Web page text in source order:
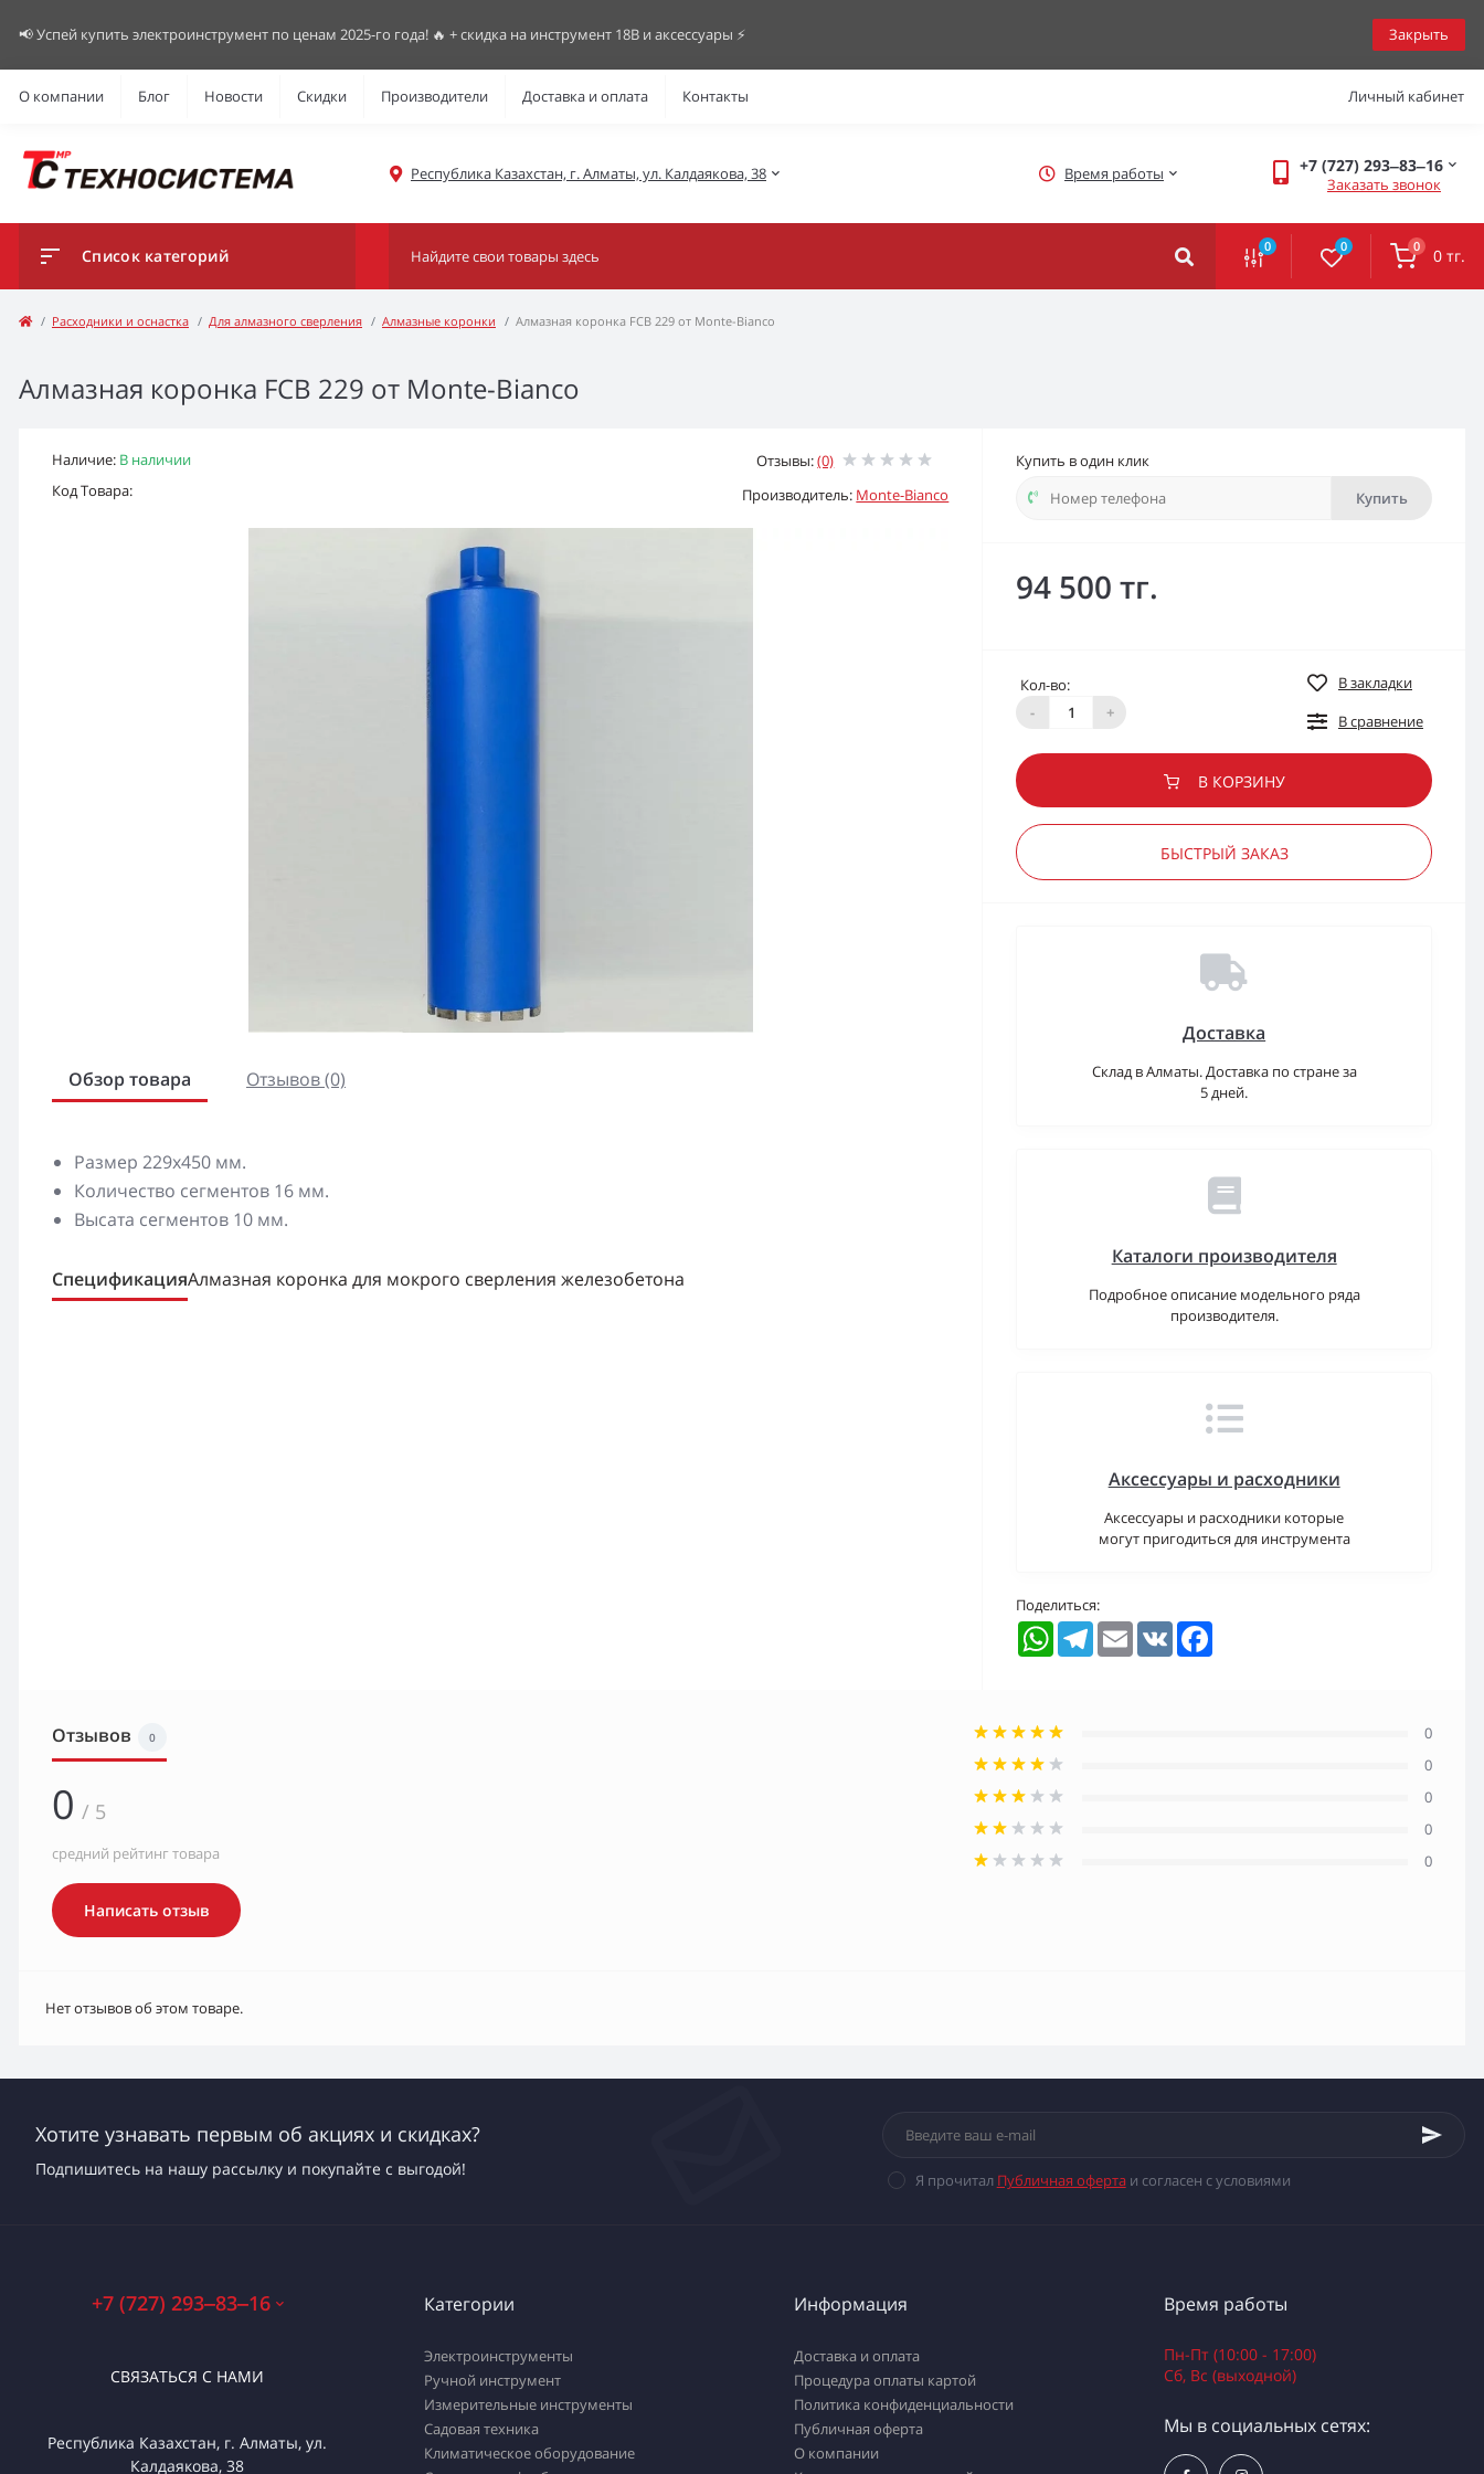
📢 Успей купить электроинструмент по ценам 2025-го года! 🔥 + скидка на инструмент 18В и аксессуары ⚡️ Закрыть
О компании Блог Новости Скидки Производители Доставка и оплата Контакты Личный кабинет
Республика Казахстан, г. Алматы, ул. Калдаякова, 38 Время работы +7 (727) 293‒83‒16
Заказать звонок
Список категорий 0 0 0 0 тг.
Расходники и оснастка Для алмазного сверления Алмазные коронки Алмазная коронка FCB 229 от Monte-Bianco
Алмазная коронка FCB 229 от Monte-Bianco
Наличие: В наличии
Код Товара:
Отзывы:(0)
Производитель: Monte-Bianco
Обзор товара Отзывов (0)
Размер 229х450 мм.
Количество сегментов 16 мм.
Высата сегментов 10 мм.
СпецификацияАлмазная коронка для мокрого сверления железобетона
Купить в один клик
Купить
94 500 тг.
Кол-во:
-
+
В закладки
В сравнение
В КОРЗИНУ
БЫСТРЫЙ ЗАКАЗ
Доставка
Склад в Алматы. Доставка по стране за
5 дней.
Каталоги производителя
Подробное описание модельного ряда
производителя.
Аксессуары и расходники
Аксессуары и расходники которые
могут пригодиться для инструмента
Поделиться:
WhatsAppTelegramEmail VK
Отзывов 0
0 / 5
средний рейтинг товара
Написать отзыв
0
0
0
0
0
Нет отзывов об этом товаре.
Хотите узнавать первым об акциях и скидках?
Подпишитесь на нашу рассылку и покупайте с выгодой!
Я прочитал Публичная офертаи согласен с условиями
+7 (727) 293‒83‒16
СВЯЗАТЬСЯ С НАМИ
Республика Казахстан, г. Алматы, ул.
Калдаякова, 38
Категории
Электроинструменты
Ручной инструмент
Измерительные инструменты
Садовая техника
Климатическое оборудование
Информация
Доставка и оплата
Процедура оплаты картой
Политика конфиденциальности
Публичная оферта
О компании
Время работы
Пн-Пт (10:00 - 17:00)
Сб, Вс (выходной)
Мы в социальных сетях: